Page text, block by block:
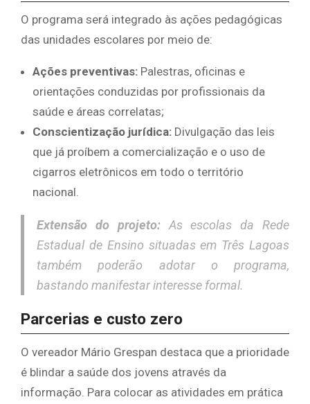
​O programa será integrado às ações pedagógicas
das unidades escolares por meio de:
Ações preventivas: Palestras, oficinas e
orientações conduzidas por profissionais da
saúde e áreas correlatas;
Conscientização jurídica: Divulgação das leis
que já proíbem a comercialização e o uso de
cigarros eletrônicos em todo o território
nacional.
Extensão do projeto:As escolas da Rede
Estadual de Ensino situadas em Três Lagoas
também poderão adotar o programa,
bastando manifestar interesse formal.
​Parcerias e custo zero
​O vereador Mário Grespan destaca que a prioridade
é blindar a saúde dos jovens através da
informação. Para colocar as atividades em prática